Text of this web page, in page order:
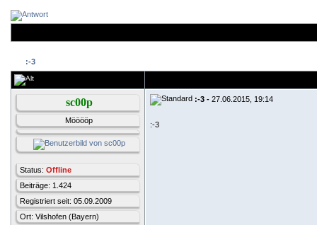
:-3
sc00p
Mööööp
Status: Offline
Beiträge: 1.424
Registriert seit: 05.09.2009
Ort: Vilshofen (Bayern)
:-3 - 27.06.2015, 19:14
:-3